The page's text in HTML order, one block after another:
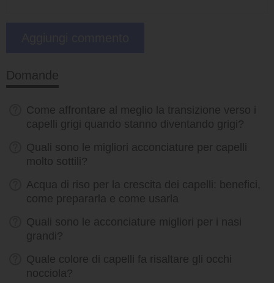
Domande
Come affrontare al meglio la transizione verso i
capelli grigi quando stanno diventando grigi?
Quali sono le migliori acconciature per capelli
molto sottili?
Acqua di riso per la crescita dei capelli: benefici,
come prepararla e come usarla
Quali sono le acconciature migliori per i nasi
grandi?
Quale colore di capelli fa risaltare gli occhi
nocciola?